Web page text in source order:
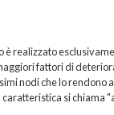
realizzato
fattori di
nodi che lo rendono
si chiama